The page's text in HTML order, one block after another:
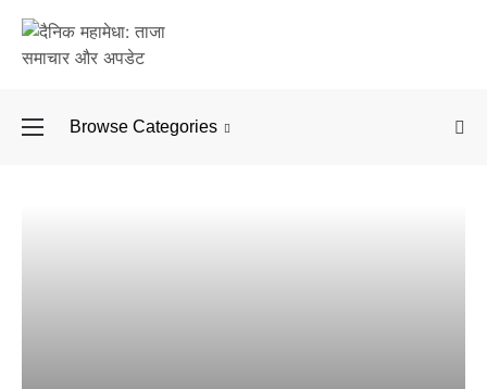
Browse Categories